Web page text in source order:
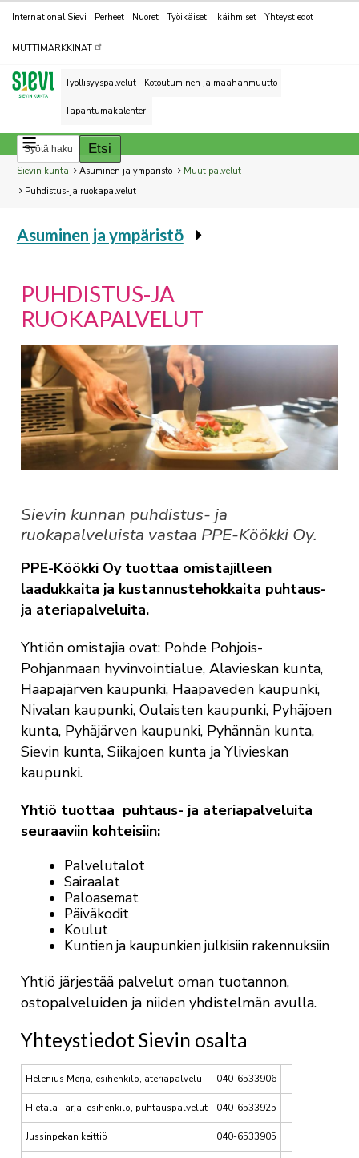
Kohderyhmät
International Sievi Perheet Nuoret Työikäiset Ikäihmiset Yhteystiedot
MUTTIMARKKINAT
Työllisyyspalvelut Kotoutuminen ja maahanmuutto
Tapahtumakalenteri
Breadcrumbs
You
are
Sievin kunta Asuminen ja ympäristö
Muut palvelut
Puhdistus-ja ruokapalvelut
You
Asuminen ja ympäristö
PUHDISTUS-JA
RUOKAPALVELUT
Sievin kunnan puhdistus- ja
ruokapalveluista vastaa PPE-Köökki Oy.
PPE-Köökki Oy tuottaa omistajilleen
laadukkaita ja kustannustehokkaita puhtaus-
ja ateriapalveluita.
Yhtiön omistajia ovat: Pohde Pohjois-
Pohjanmaan hyvinvointialue, Alavieskan kunta,
Haapajärven kaupunki, Haapaveden kaupunki,
Nivalan kaupunki, Oulaisten kaupunki, Pyhäjoen
kunta, Pyhäjärven kaupunki, Pyhännän kunta,
Sievin kunta, Siikajoen kunta ja Ylivieskan
kaupunki.
Yhtiö tuottaa puhtaus- ja ateriapalveluita
seuraaviin kohteisiin:
Palvelutalot
Sairaalat
Paloasemat
Päiväkodit
Koulut
Kuntien ja kaupunkien julkisiin rakennuksiin
Yhtiö järjestää palvelut oman tuotannon,
ostopalveluiden ja niiden yhdistelmän avulla.
Yhteystiedot Sievin osalta
Helenius Merja, esihenkilö, ateriapalvelu 040-6533906
Hietala Tarja, esihenkilö, puhtauspalvelut 040-6533925
Jussinpekan keittiö 040-6533905